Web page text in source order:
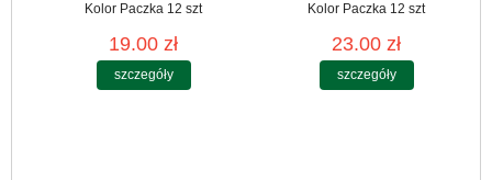
Kolor Paczka 12 szt
19.00 zł
szczegóły
Kolor Paczka 12 szt
23.00 zł
szczegóły